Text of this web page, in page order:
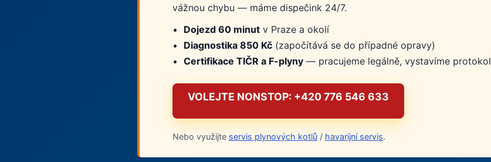
vážnou chybu — máme dispečink 24/7.
Dojezd 60 minut v Praze a okolí
Diagnostika 850 Kč (započítává se do případné opravy)
Certifikace TIČR a F-plyny — pracujeme legálně, vystavíme protokol
VOLEJTE NONSTOP: +420 776 546 633
Nebo využijte servis plynových kotlů / havarijní servis.